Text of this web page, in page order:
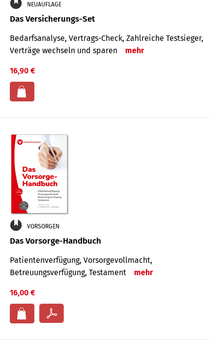
NEUAUFLAGE
Das Versicherungs-Set
Bedarfsanalyse, Vertrags-Check, Zahlreiche Testsieger,
Verträge wechseln und sparen
mehr
16,90 €
VORSORGEN
Das Vorsorge-Handbuch
Patientenverfügung, Vorsorgevollmacht,
Betreuungsverfügung, Testament
mehr
16,00 €